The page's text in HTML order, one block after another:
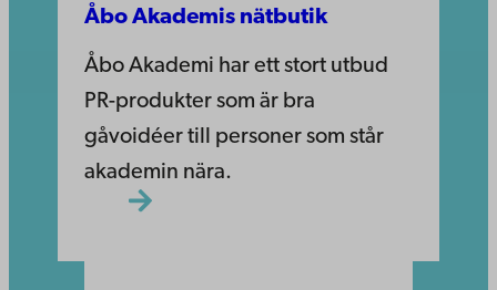
Åbo Akademis nätbutik
Åbo Akademi har ett stort utbud
PR-produkter som är bra
gåvoidéer till personer som står
akademin nära.